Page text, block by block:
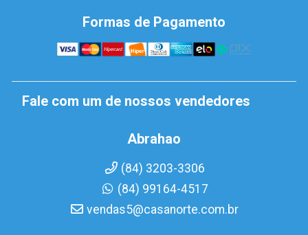
Formas de Pagamento
Fale com um de nossos vendedores
Abrahao
(84) 3203-3306
(84) 99164-4517
vendas5@casanorte.com.br